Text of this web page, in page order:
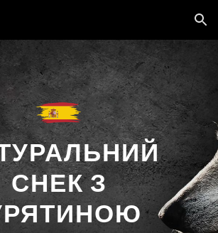
Skip to navigation
СНЕК З